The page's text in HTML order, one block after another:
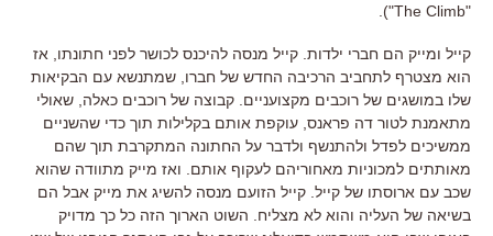
"The Climb").
קייל ומייק הם חברי ילדות קייל מנסה להיכנס לכושר לפני חתונתו
אז
הוא מצטרף לתחביב הרכיבה החדש של חברו שמתנשא עם הבקיאות
שלו במושגים של רוכבים מקצועניים קבוצה של רוכבים כאלה שאולי
מתאמנת לטור דה פראנס עוקפת אותם בקלילות תוך כדי שהשניים
ממשיכים לפדל ולהתנשף ולדבר על החתונה המתקרבת תוך שהם
מאותתים למכוניות מאחוריהם לעקוף אותם
ואז מייק מתוודה שהוא
שכב עם ארוסתו של קייל קייל הזועם מנסה להשיג את מייק אבל הם
בשיאה של העליה והוא לא מצליח
השוט הארוך הזה כל כך מדויק